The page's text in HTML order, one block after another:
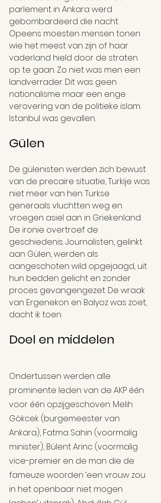
parlement in Ankara werd
gebombardeerd die nacht.
Opeens moesten mensen tonen
wie het meest van zijn of haar
vaderland hield door de straten
op te gaan. Zo niet was men een
landverrader. Dit was geen
nationalisme maar een enge
verovering van de politieke islam.
Istanbul was gevallen.
Gülen
De gülenisten werden zich bewust
van de precaire situatie, Turkije was
niet meer van hen. Turkse
generaals vluchtten weg en
vroegen asiel aan in Griekenland.
De ironie overtroef de
geschiedenis. Journalisten, gelinkt
aan Gülen, werden als
aangeschoten wild opgejaagd, uit
hun bedden gelicht en zonder
proces gevangengezet. De wraak
van Ergenekon en Balyoz was zoet,
dacht ik toen.
Doel en middelen
Ondertussen werden alle
prominente leden van de AKP één
voor één opzijgeschoven: Melih
Gökcek (burgemeester van
Ankara), Fatma Sahin (voormalig
minister), Bülent Arinc (voormalig
vice-premier en de man die de
fameuze woorden ‘een vrouw zou
in het openbaar niet mogen